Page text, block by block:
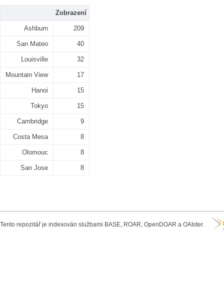
Zobrazení
Ashburn 209
San Mateo 40
Louisville 32
Mountain View 17
Hanoi 15
Tokyo 15
Cambridge 9
Costa Mesa 8
Olomouc 8
San Jose 8
Tento repozitář je indexován službami BASE, ROAR, OpenDOAR a OAIster.